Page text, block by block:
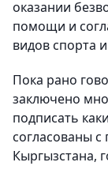
оказании
помощи и
видов спорта
Пока рано
заключено
подписать
согласованы
Кыргызстана,